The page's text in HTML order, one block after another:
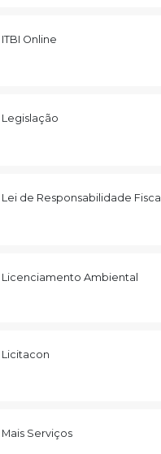
ITBI Online
Legislação
Lei de Responsabilidade Fiscal
Licenciamento Ambiental
Licitacon
Mais Serviços